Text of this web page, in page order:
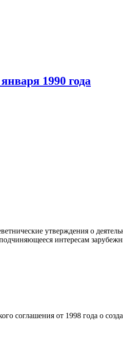
1990 года
утверждения о
интересам
от 1998 года о